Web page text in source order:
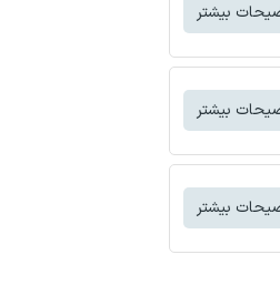
بیشتر
بیشتر
بیشتر